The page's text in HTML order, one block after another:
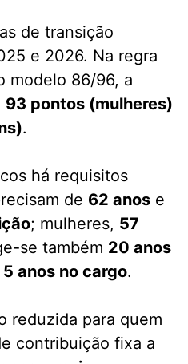
de transição
e 2026. Na regra
modelo 86/96, a
93 pontos (mulheres)
.
há requisitos
de 62 anos e
; mulheres, 57
se também 20 anos
5 anos no cargo.
reduzida para quem
contribuição fixa a